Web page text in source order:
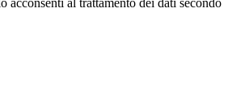
acconsenti al trattamento dei dati secondo